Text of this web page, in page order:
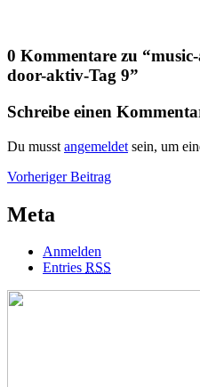
0 Kommentare zu “
door-aktiv-Tag 9”
Schreibe einen
Du musst angemeldet sein, um
Beitragsnavigation
Vorheriger BeitragVorheriger
Meta
Anmelden
Entries RSS